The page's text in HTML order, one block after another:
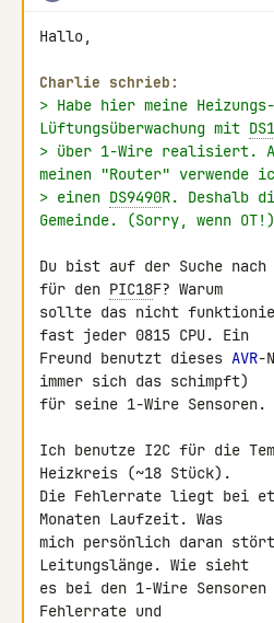
Hallo,
Charlie schrieb:
> Habe hier meine
Lüftungsüberwachung mit
> über 1-Wire realisiert.
meinen "Router" verwende
> einen DS9490R. Deshalb
Gemeinde. (Sorry, wenn OT!)
Du bist auf der Suche nach
für den PIC18F? Warum
sollte das nicht
fast jeder 0815 CPU. Ein
Freund benutzt dieses AVR-
immer sich das schimpft)
für seine 1-Wire Sensoren.
Ich benutze I2C für die
Heizkreis (~18 Stück).
Die Fehlerrate liegt bei
Monaten Laufzeit. Was
mich persönlich daran
Leitungslänge. Wie sieht
es bei den 1-Wire
Fehlerrate und